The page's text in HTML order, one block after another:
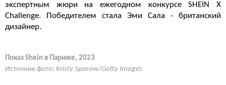
экспертным жюри на ежегодном конкурсе SHEIN X
Challenge. Победителем стала Эми Сала - британский
дизайнер.
Показ Shein в Париже, 2023
Источник фото: Kristy Sparow/Getty Images